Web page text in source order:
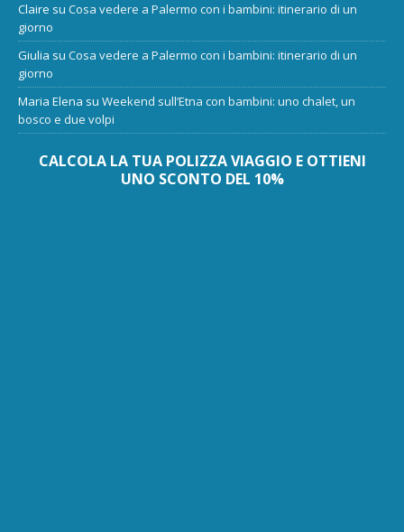
Claire su Cosa vedere a Palermo con i bambini: itinerario di un
giorno
Giulia su Cosa vedere a Palermo con i bambini: itinerario di un
giorno
Maria Elena su Weekend sull’Etna con bambini: uno chalet, un
bosco e due volpi
CALCOLA LA TUA POLIZZA VIAGGIO E OTTIENI
UNO SCONTO DEL 10%